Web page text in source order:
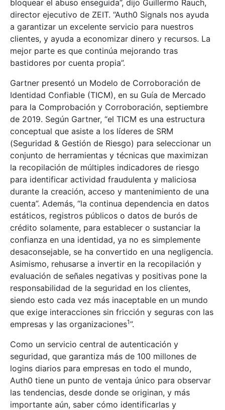
bloquear el abuso enseguida”, dijo Guillermo Rauch,
director ejecutivo de ZEIT. “Auth0 Signals nos ayuda
a garantizar un excelente servicio para nuestros
clientes, y ayuda a economizar dinero y recursos. La
mejor parte es que continúa mejorando tras
bastidores por cuenta propia”.
Gartner presentó un Modelo de Corroboración de
Identidad Confiable (TICM), en su Guía de Mercado
para la Comprobación y Corroboración, septiembre
de 2019. Según Gartner, “el TICM es una estructura
conceptual que asiste a los líderes de SRM
(Seguridad & Gestión de Riesgo) para seleccionar un
conjunto de herramientas y técnicas que maximizan
la recopilación de múltiples indicadores de riesgo
para identificar actividad fraudulenta y maliciosa
durante la creación, acceso y mantenimiento de una
cuenta”. Además, “la continua dependencia en datos
estáticos, registros públicos o datos de burós de
crédito solamente, para establecer o sustanciar la
confianza en una identidad, ya no es simplemente
desaconsejable, se ha convertido en una negligencia.
Asimismo, rehusarse a invertir en la recopilación y
evaluación de señales negativas y positivas pone la
responsabilidad de la seguridad en los clientes,
siendo esto cada vez más inaceptable en un mundo
que exige interacciones sin fricción y seguras con las
empresas y las organizaciones1”.
Como un servicio central de autenticación y
seguridad, que garantiza más de 100 millones de
logins diarios para empresas en todo el mundo,
Auth0 tiene un punto de ventaja único para observar
las tendencias, desde donde se originan, y más
importante aún, saber cómo identificarlas y